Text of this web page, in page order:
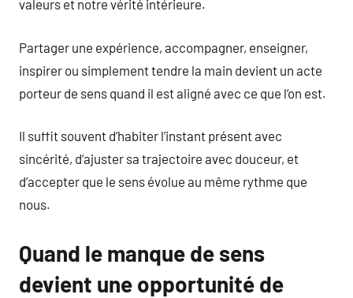
valeurs et notre vérité intérieure.
Partager une expérience, accompagner, enseigner,
inspirer ou simplement tendre la main devient un acte
porteur de sens quand il est aligné avec ce que l’on est.
Il suffit souvent d’habiter l’instant présent avec
sincérité, d’ajuster sa trajectoire avec douceur, et
d’accepter que le sens évolue au même rythme que
nous.
Quand le manque de sens
devient une opportunité de